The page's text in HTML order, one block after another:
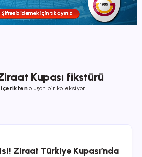
Kupası fikstürü
içeriktenoluşan bir koleksiyon
Ziraat Türkiye Kupası’nda